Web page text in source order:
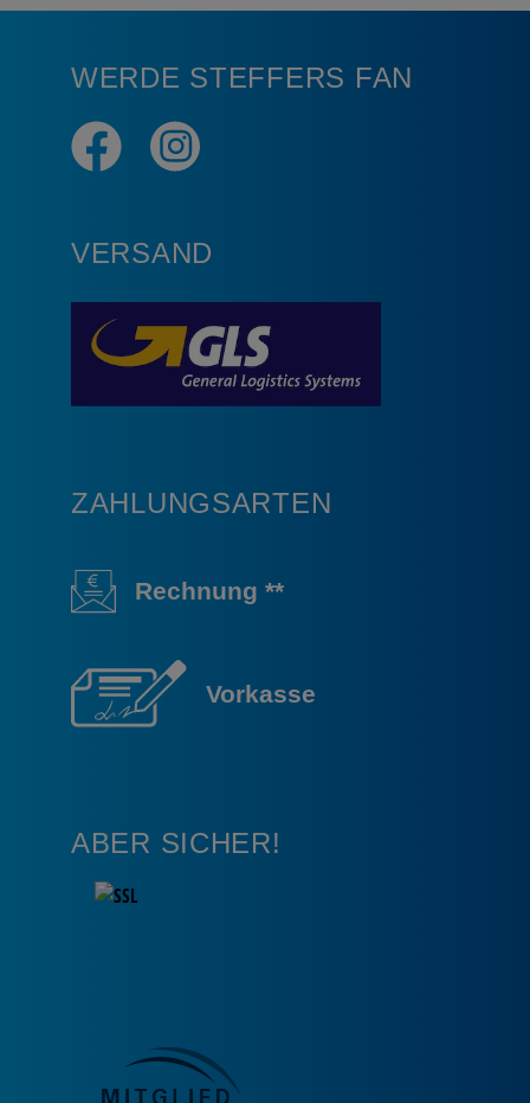
WERDE STEFFERS FAN
VERSAND
ZAHLUNGSARTEN
Rechnung **
Vorkasse
ABER SICHER!